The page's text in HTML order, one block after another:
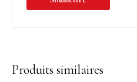
Produits similaires